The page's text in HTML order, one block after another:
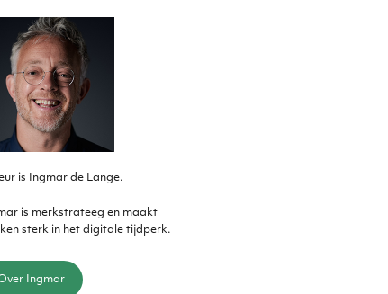
is Ingmar de Lange.
is merkstrateeg en maakt
sterk in het digitale tijdperk.
Ingmar